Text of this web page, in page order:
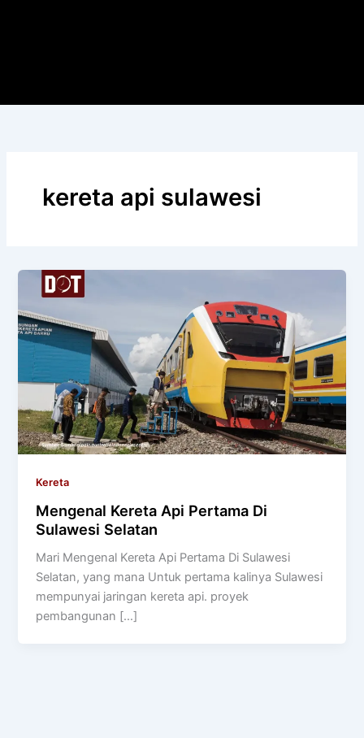
kereta api sulawesi
Kereta
Mengenal Kereta Api Pertama Di
Sulawesi Selatan
Mari Mengenal Kereta Api Pertama Di Sulawesi
Selatan, yang mana Untuk pertama kalinya Sulawesi
mempunyai jaringan kereta api. proyek
pembangunan […]